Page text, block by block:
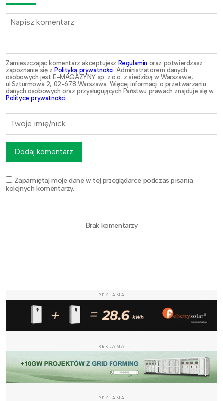
Zamieszczając komentarz akceptujesz Regulamin oraz potwierdzasz
zapoznanie się zPolityką prywatności . Administratorem danych
osobowych jest E-MAGAZYNY sp. z o.o. z siedzibą w Warszawie,
ul.Szturmowa 2, 02-678 Warszawa. Więcej informacji o przetwarzaniu
danych osobowych oraz przysługujących Państwu prawach znajduje się w
Polityce prywatności
Zapamiętaj moje dane w tej przeglądarce podczas pisania
kolejnych komentarzy.
Dodaj komentarz
Brak komentarzy
REKLAMA
REKLAMA
REKLAMA